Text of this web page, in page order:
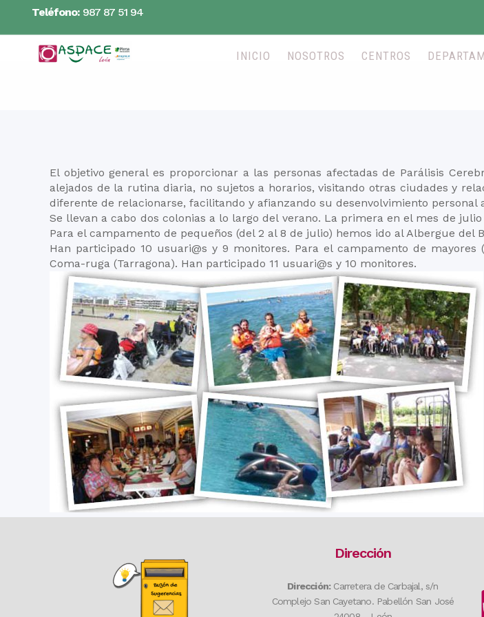
Teléfono: 987 87 51 94
INICIO NOSOTROS CENTROS
El objetivo general es proporcionar a las personas afectadas de Parálisis
alejados de la rutina diaria, no sujetos a horarios, visitando otras ciudades y
diferente de relacionarse, facilitando y afianzando su desenvolvimiento personal
Se llevan a cabo dos colonias a lo largo del verano. La primera en el mes de
Para el campamento de pequeños (del 2 al 8 de julio) hemos ido al Albergue del
Han participado 10 usuari@s y 9 monitores. Para el campamento de
Coma-ruga (Tarragona). Han participado 11 usuari@s y 10 monitores.
Dirección
Dirección:Carretera de Carbajal, s/n
Complejo San Cayetano. Pabellón San José